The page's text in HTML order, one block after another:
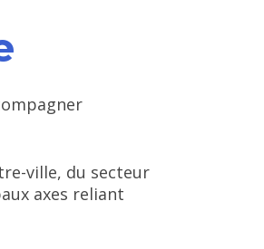
ville, du secteur
axes reliant